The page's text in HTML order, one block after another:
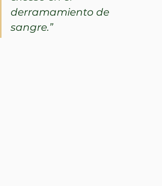
derramamiento de
sangre.”